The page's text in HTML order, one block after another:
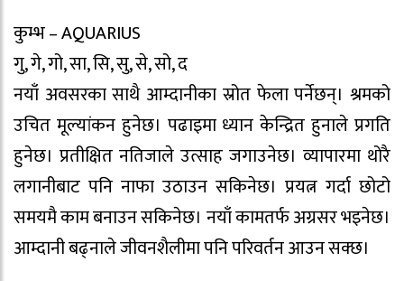
कुम्भ – AQUARIUS
गु, गे, गो, सा, सि, सु, से, सो, द
नयाँ अवसरका साथै आम्दानीका स्रोत फेला पर्नेछन्। श्रमको
उचित मूल्यांकन हुनेछ। पढाइमा ध्यान केन्द्रित हुनाले प्रगति
हुनेछ। प्रतीक्षित नतिजाले उत्साह जगाउनेछ। व्यापारमा थोरै
लगानीबाट पनि नाफा उठाउन सकिनेछ। प्रयत्न गर्दा छोटो
समयमै काम बनाउन सकिनेछ। नयाँ कामतर्फ अग्रसर भइनेछ।
आम्दानी बढ्नाले जीवनशैलीमा पनि परिवर्तन आउन सक्छ।